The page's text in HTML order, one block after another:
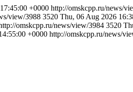
+0000 http://omskcpp.ru/news/
view/3988 3520 Thu, 06 Aug 2026
omskcpp.ru/news/view/3984 3520
+0000 http://omskcpp.ru/news/